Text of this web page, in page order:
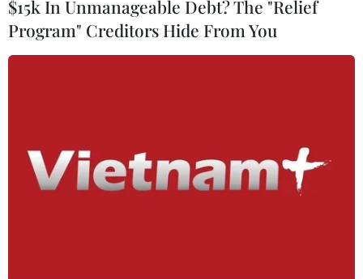
$15k In Unmanageable Debt? The "Relief
Program" Creditors Hide From You